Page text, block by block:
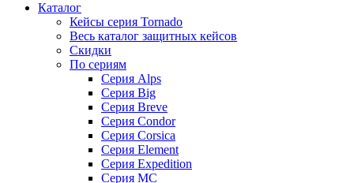
Каталог
Кейсы серия Tornado
Весь каталог защитных кейсов
Скидки
По сериям
Серия Alps
Серия Big
Серия Breve
Серия Condor
Серия Corsica
Серия Element
Серия Expedition
Серия MC